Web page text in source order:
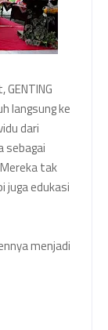
langsung ke
dari
sebagai
tak
juga edukasi
menjadi